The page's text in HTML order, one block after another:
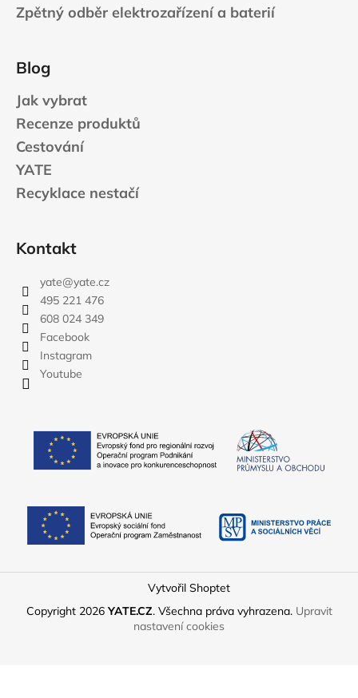
Zpětný odběr elektrozařízení a baterií
Blog
Jak vybrat
Recenze produktů
Cestování
YATE
Recyklace nestačí
Kontakt
yate@yate.cz
495 221 476
608 024 349
Facebook
Instagram
Youtube
Vytvořil Shoptet
Copyright 2026YATE.CZ. Všechna práva vyhrazena. Upravit
nastavení cookies